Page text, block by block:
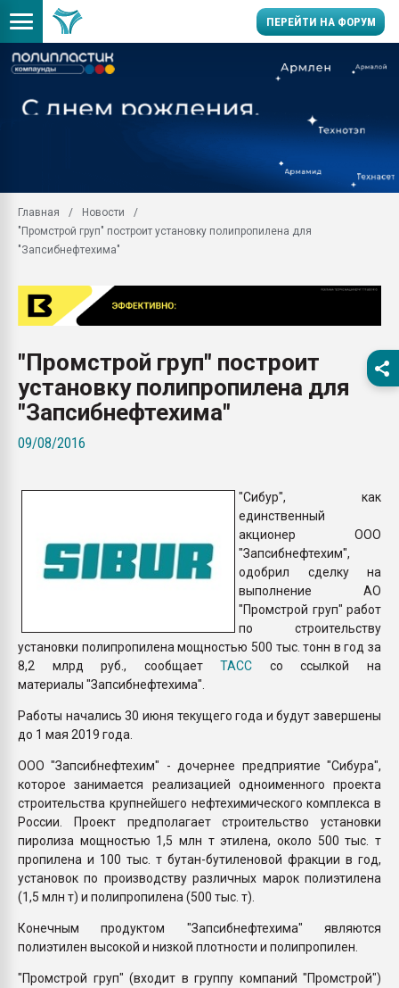
ПЕРЕЙТИ НА ФОРУМ
Вакуум-формовочные
ближайшее
28.07.2026
Всё, что касается
вакуумного
Продам отходы
поликарбоната и АБС-
Главная
Новости
"Промстрой груп" построит установку полипропилена для
"Запсибнефтехима"
"Промстрой груп" построит
установку полипропилена для
"Запсибнефтехима"
09/08/2016
"Сибур", как
единственный
акционер ООО
"Запсибнефтехим",
одобрил сделку на
выполнение АО
"Промстрой груп" работ
по строительству
установки полипропилена мощностью 500 тыс. тонн в год за
8,2 млрд руб., сообщаетТАСС со ссылкой на
материалы "Запсибнефтехима".
Работы начались 30 июня текущего года и будут завершены
до 1 мая 2019 года.
ООО "Запсибнефтехим" - дочернее предприятие "Сибура",
которое занимается реализацией одноименного проекта
строительства крупнейшего нефтехимического комплекса в
России. Проект предполагает строительство установки
пиролиза мощностью 1,5 млн т этилена, около 500 тыс. т
пропилена и 100 тыс. т бутан-бутиленовой фракции в год,
установок по производству различных марок полиэтилена
(1,5 млн т) и полипропилена (500 тыс. т).
Конечным продуктом "Запсибнефтехима" являются
полиэтилен высокой и низкой плотности и полипропилен.
"Промстрой груп" (входит в группу компаний "Промстрой")